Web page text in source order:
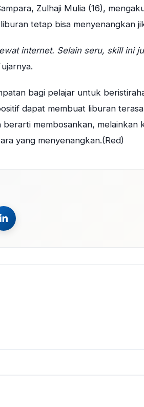
Zulhaji Mulia (16),
tetap bisa menyenangkan
internet. Selain seru, skill ini
bagi pelajar untuk
dapat membuat liburan
membosankan,
yang menyenangkan.(Red)
ke Telegram
Bagikan ke LinkedIn